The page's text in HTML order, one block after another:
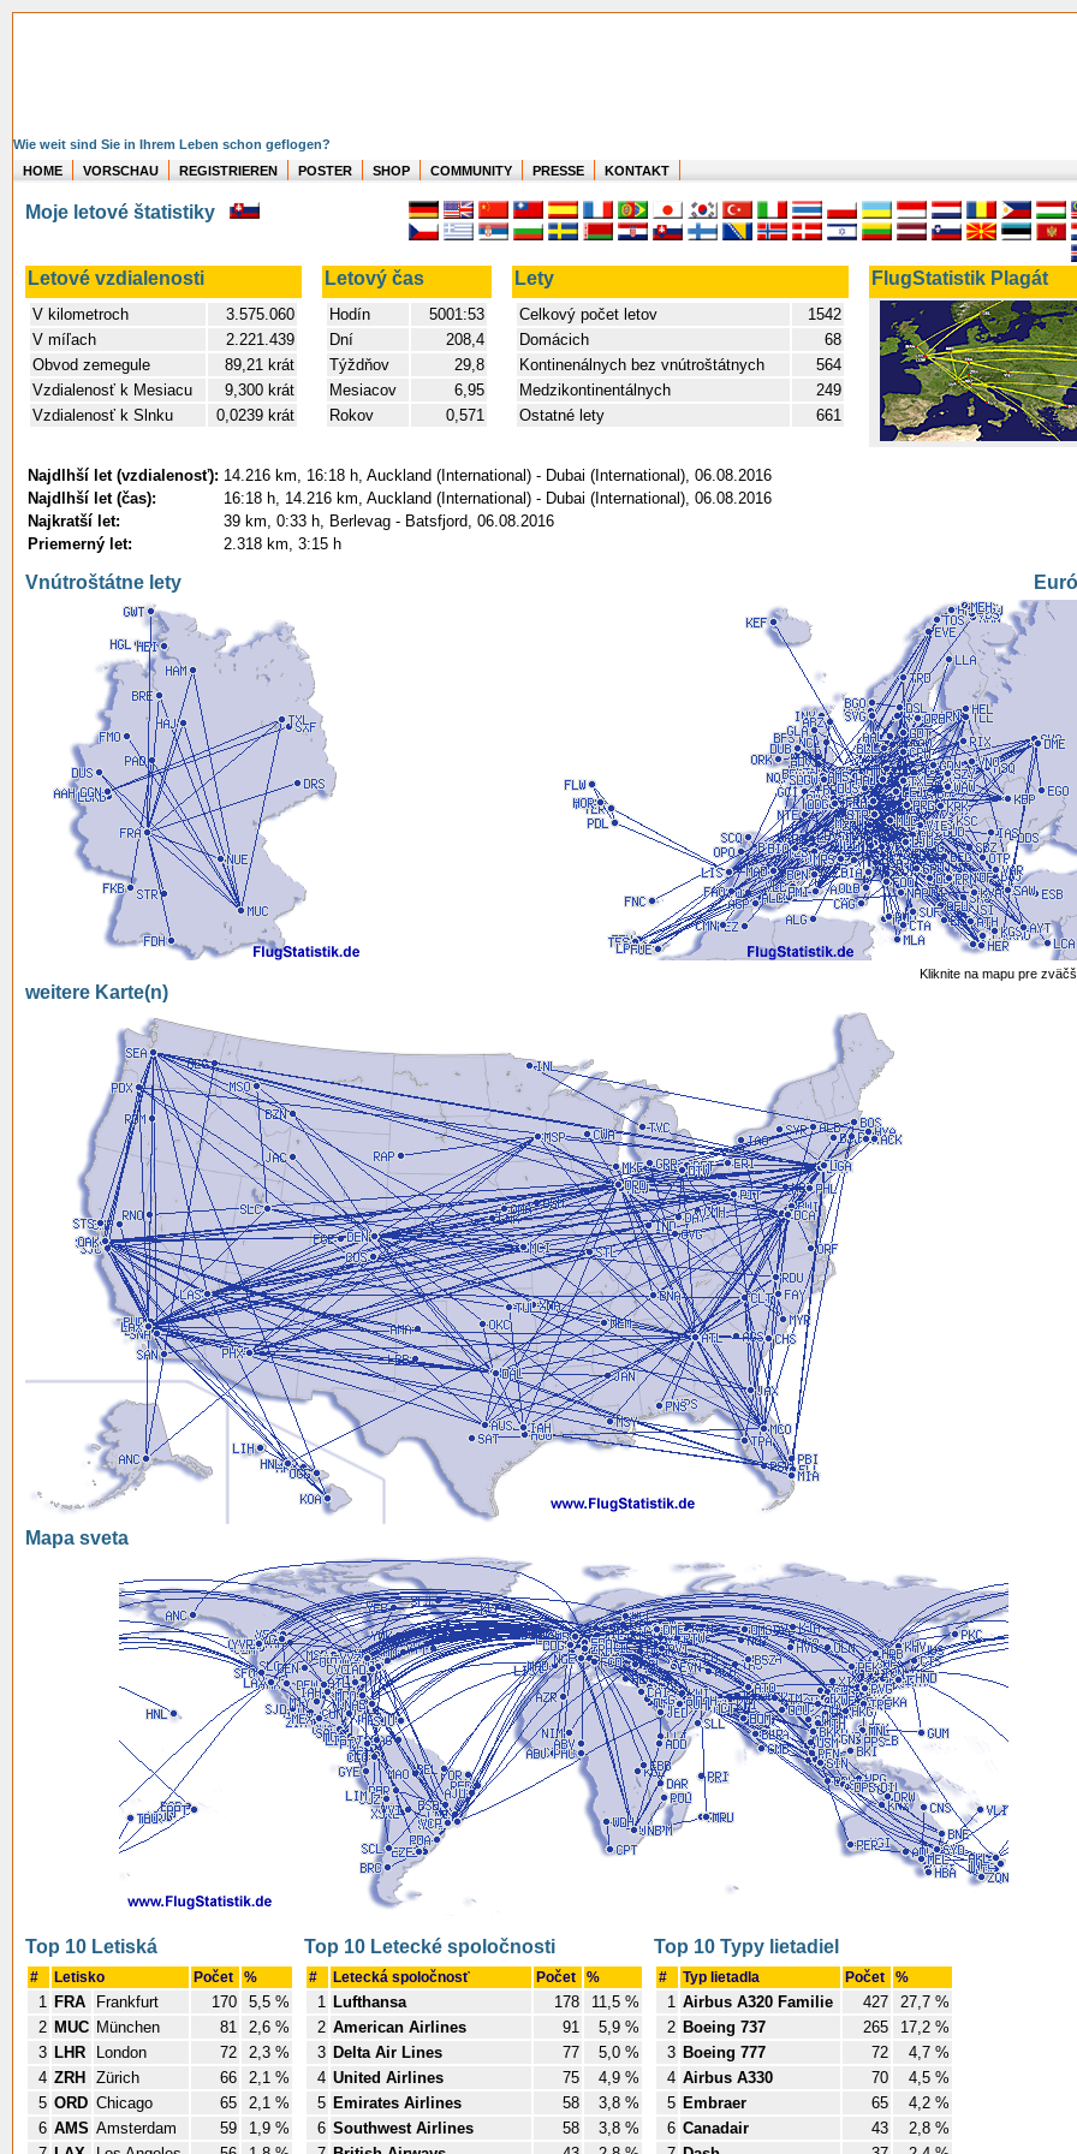
Wie weit sind Sie in Ihrem Leben schon geflogen?
HOME
VORSCHAU REGISTRIEREN POSTER SHOP COMMUNITY PRESSE KONTAKT
Moje letové štatistiky
Letové vzdialenosti Letový čas Lety FlugStatistik Plagát
V kilometroch
3.575.060
V míľach
2.221.439
Obvod zemegule
89,21 krát
Vzdialenosť k Mesiacu
9,300 krát
Vzdialenosť k Slnku
0,0239 krát
Hodín
5001:53
Dní
208,4
Týždňov
29,8
Mesiacov
6,95
Rokov
0,571
Celkový počet letov
1542
Domácich
68
Kontinenálnych bez vnútroštátnych
564
Medzikontinentálnych
249
Ostatné lety
661
Najdlhší let (vzdialenosť): 14.216 km, 16:18 h, Auckland (International) - Dubai (International), 06.08.2016
Najdlhší let (čas):
16:18 h, 14.216 km, Auckland (International) - Dubai (International), 06.08.2016
Najkratší let:
39 km, 0:33 h, Berlevag - Batsfjord, 06.08.2016
Priemerný let:
2.318 km, 3:15 h
Vnútroštátne lety
Kliknite na mapu pre
weitere Karte(n)
Mapa sveta
Top 10 Letiská
# Letisko Počet %
1 FRA Frankfurt 170
5,5 %
2 MUC München 81
2,6 %
3 LHR London 72
2,3 %
4 ZRH Zürich 66
2,1 %
5 ORD Chicago 65
2,1 %
6 AMS Amsterdam 59
1,9 %
Top 10 Letecké spoločnosti
# Letecká spoločnosť Počet %
1 Lufthansa 178
11,5 %
2 American Airlines 91
5,9 %
3 Delta Air Lines 77
5,0 %
4 United Airlines 75
4,9 %
5 Emirates Airlines 58
3,8 %
6 Southwest Airlines 58
3,8 %
Top 10 Typy lietadiel
# Typ lietadla Počet %
1 Airbus A320 Familie 427
27,7 %
2 Boeing 737 265
17,2 %
3 Boeing 777 72
4,7 %
4 Airbus A330 70
4,5 %
5 Embraer 65
4,2 %
6 Canadair 43
2,8 %